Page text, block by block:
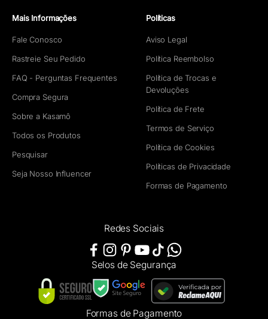
Mais Informações
Fale Conosco
Rastreie Seu Pedido
FAQ - Perguntas Frequentes
Compra Segura
Sobre a Kasamô
Todos os Produtos
Pesquisar
Seja Nosso Influencer
Políticas
Aviso Legal
Política Reembolso
Política de Trocas e
Devoluções
Política de Frete
Termos de Serviço
Política de Cookies
Políticas de Privacidade
Formas de Pagamento
Redes Sociais
Selos de Segurança
Formas de Pagamento